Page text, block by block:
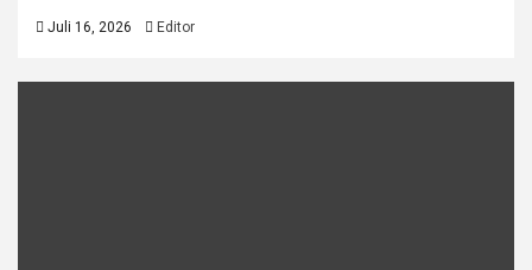
Juli 16, 2026 Editor